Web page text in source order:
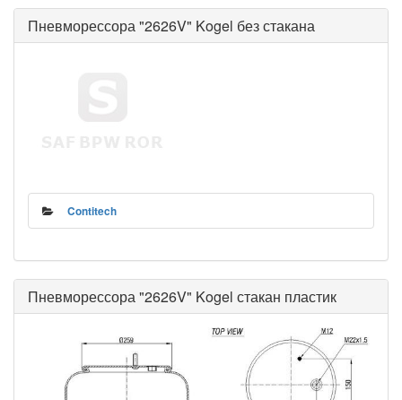
Пневморессора "2626V" Kogel без стакана
Contitech
Пневморессора "2626V" Kogel стакан пластик